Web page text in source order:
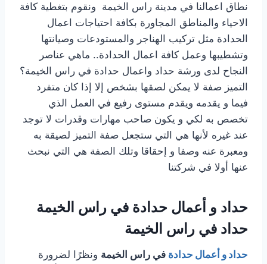
نطاق اعمالنا في مدينة راس الخيمة ونقوم بتغطية كافة
الاحياء والمناطق المجاورة بكافة احتياجات اعمال
الحدادة مثل تركيب الهناجر والمستودعات وصيانتها
وتشطيبها وعمل كافة اعمال الحدادة.. ماهي عناصر
النجاح لدى ورشة حداد واعمال حدادة في راس الخيمة؟
التميز صفة لا يمكن لصقها بشخص إلا إذا كان متفرد
فيما و يقدمه ويقدم مستوى رفيع في العمل الذي
تخصص به لكي و يكون صاحب مهارات وقدرات لا توجد
عند غيره لأنها هي التي ستجعل صفة التميز لصيقة به
ومعبرة عنه وصفا و إحقاقا وتلك الصفة هي التي نبحث
عنها أولا في شركتنا
حداد و أعمال حدادة في راس الخيمة
حداد في راس الخيمة
حداد و أعمال حدادة في راس الخيمة ونظرًا لضرورة